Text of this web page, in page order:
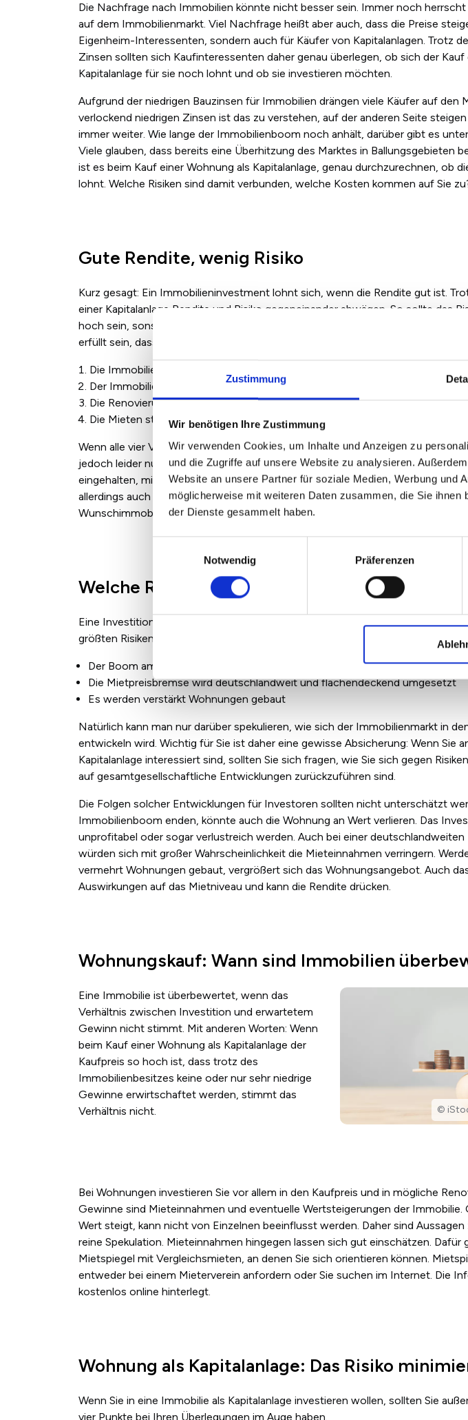
Zustimmung
Wir benötigen Ihre Zustimmung
Wir verwenden Cookies, um Inhalte und Anzeigen zu
und die Zugriffe auf unsere Website zu analysieren.
Website an unsere Partner für soziale Medien, Werbung und
möglicherweise mit weiteren Daten zusammen, die Sie
der Dienste gesammelt haben.
Notwendig
Präferenzen
Die Nachfrage nach Immobilien könnte nicht besser sein. Immer noch
auf dem Immobilienmarkt. Viel Nachfrage heißt aber auch, dass die Preise
Eigenheim-Interessenten, sondern auch für Käufer von Kapitalanlagen. Trotz
Zinsen sollten sich Kaufinteressenten daher genau überlegen, ob sich der Kauf
Kapitalanlage für sie noch lohnt und ob sie investieren möchten.
Aufgrund der niedrigen Bauzinsen für Immobilien drängen viele Käufer auf den
verlockend niedrigen Zinsen ist das zu verstehen, auf der anderen Seite
immer weiter. Wie lange der Immobilienboom noch anhält, darüber gibt es
Viele glauben, dass bereits eine Überhitzung des Marktes in Ballungsgebieten
ist es beim Kauf einer Wohnung als Kapitalanlage, genau durchzurechnen, ob
lohnt. Welche Risiken sind damit verbunden, welche Kosten kommen auf Sie
Gute Rendite, wenig Risiko
Kurz gesagt: Ein Immobilieninvestment lohnt sich, wenn die Rendite gut ist.
einer Kapitalanlage Rendite und Risiko gegeneinander abwägen. So sollte das
hoch sein, sonst bleiben Gewinne aus und es drohen Ihnen sogar Verluste.
erfüllt sein, dass sich der Kauf einer Wohnung als Kapitalanlage lohnt:
Die Immobilie ist beim Kauf nicht überbewertet
Der Immobilienwert steigt
Die Renovierungskosten halten sich in Grenzen
Die Mieten steigen
Wenn alle vier Voraussetzungen erfüllt sind, können Sie beruhigt kaufen. Mit so
jedoch leider nur selten zu rechnen. Dennoch: Sind möglichst viele der vier
eingehalten, minimieren Sie das Risiko beim Immobilienkauf schon enorm.
allerdings auch schwierig. Umso wichtiger ist es, dass die verlässlichen
Wunschimmobilie überwiegen.
Welche Risiken birgt das
Eine Investition beinhaltet auch immer Risiken. Bei einem Wohnungskauf als
größten Risiken, wenn eines der folgenden Szenarien eintritt:
Der Boom am Immobilienmarkt endet
Die Mietpreisbremse wird deutschlandweit und flächendeckend umgesetzt
Es werden verstärkt Wohnungen gebaut
Natürlich kann man nur darüber spekulieren, wie sich der Immobilienmarkt in
entwickeln wird. Wichtig für Sie ist daher eine gewisse Absicherung: Wenn Sie
Kapitalanlage interessiert sind, sollten Sie sich fragen, wie Sie sich gegen
auf gesamtgesellschaftliche Entwicklungen zurückzuführen sind.
Die Folgen solcher Entwicklungen für Investoren sollten nicht unterschätzt
Immobilienboom enden, könnte auch die Wohnung an Wert verlieren. Das
unprofitabel oder sogar verlustreich werden. Auch bei einer
würden sich mit großer Wahrscheinlichkeit die Mieteinnahmen verringern.
vermehrt Wohnungen gebaut, vergrößert sich das Wohnungsangebot. Auch
Auswirkungen auf das Mietniveau und kann die Rendite drücken.
Wohnungskauf: Wann sind Immobilien
Eine Immobilie ist überbewertet, wenn das
Verhältnis zwischen Investition und erwartetem
Gewinn nicht stimmt. Mit anderen Worten: Wenn
beim Kauf einer Wohnung als Kapitalanlage der
Kaufpreis so hoch ist, dass trotz des
Immobilienbesitzes keine oder nur sehr niedrige
Gewinne erwirtschaftet werden, stimmt das
Verhältnis nicht.
©
Bei Wohnungen investieren Sie vor allem in den Kaufpreis und in mögliche
Gewinne sind Mieteinnahmen und eventuelle Wertsteigerungen der Immobilie.
Wert steigt, kann nicht von Einzelnen beeinflusst werden. Daher sind
reine Spekulation. Mieteinnahmen hingegen lassen sich gut einschätzen. Dafür
Mietspiegel mit Vergleichsmieten, an denen Sie sich orientieren können.
entweder bei einem Mieterverein anfordern oder Sie suchen im Internet. Die
kostenlos online hinterlegt.
Wohnung als Kapitalanlage: Das Risiko
Wenn Sie in eine Immobilie als Kapitalanlage investieren wollen, sollten Sie
vier Punkte bei Ihren Überlegungen im Auge haben.